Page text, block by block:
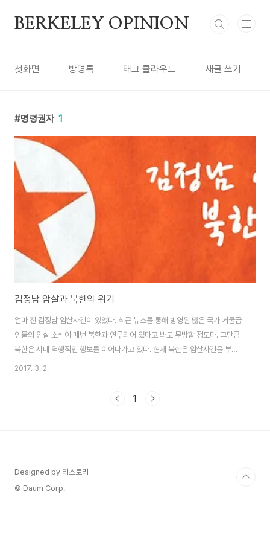
BERKELEY OPINION
첫화면 방명록 태그 클라우드 새글 쓰기
명령권자 1
김정남 암살과 북한의 위기
얼마 전 김정남 암살사건이 있었다. 최근 뉴스를 통해 방영된 많은 국가 거물급
인물의 암살 소식이 매번 북한과 연루되어 있다고 봐도 무방할 정도다. 그만큼
북한은 시대 역행적인 행보를 이어나가고 있다. 현재 북한은 암살사건을 부인
하고 있지만, 과연 북한의 말을 들어줄 나라가 있을까? 북한이 이미 권력투쟁에
알려진 것이 없는 만큼 섣부른 판단은 하지 않겠다. 그 대신 이번 글에서는 이미
2017. 3. 2.
1
Designed by 티스토리
© Daum Corp.